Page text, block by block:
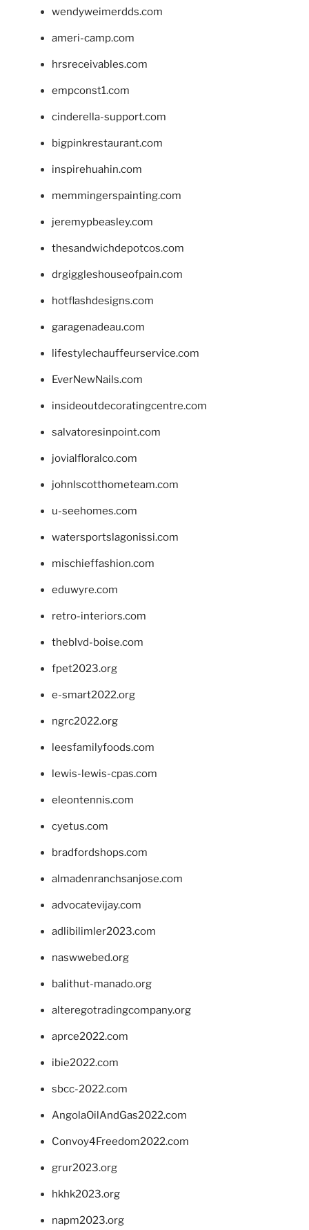
wendyweimerdds.com
ameri-camp.com
hrsreceivables.com
empconst1.com
cinderella-support.com
bigpinkrestaurant.com
inspirehuahin.com
memmingerspainting.com
jeremypbeasley.com
thesandwichdepotcos.com
drgiggleshouseofpain.com
hotflashdesigns.com
garagenadeau.com
lifestylechauffeurservice.com
EverNewNails.com
insideoutdecoratingcentre.com
salvatoresinpoint.com
jovialfloralco.com
johnlscotthometeam.com
u-seehomes.com
watersportslagonissi.com
mischieffashion.com
eduwyre.com
retro-interiors.com
theblvd-boise.com
fpet2023.org
e-smart2022.org
ngrc2022.org
leesfamilyfoods.com
lewis-lewis-cpas.com
eleontennis.com
cyetus.com
bradfordshops.com
almadenranchsanjose.com
advocatevijay.com
adlibilimler2023.com
naswwebed.org
balithut-manado.org
alteregotradingcompany.org
aprce2022.com
ibie2022.com
sbcc-2022.com
AngolaOilAndGas2022.com
Convoy4Freedom2022.com
grur2023.org
hkhk2023.org
napm2023.org